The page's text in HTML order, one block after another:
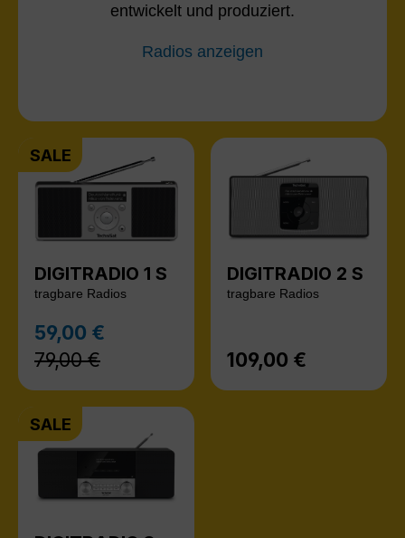
entwickelt und produziert.
Radios anzeigen
SALE
DIGITRADIO 1 S
tragbare Radios
Verkaufspreis:
59,00 €
79,00 €
DIGITRADIO 2 S
tragbare Radios
Regulärer Preis:
109,00 €
SALE